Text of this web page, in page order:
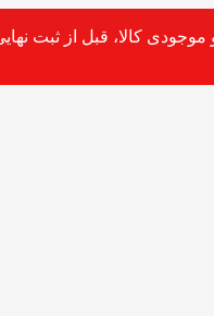
کالا، قبل از ثبت